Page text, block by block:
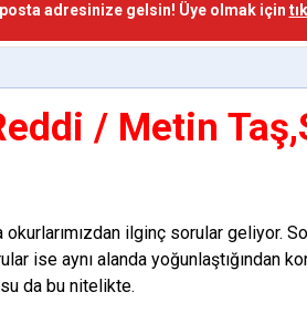
adresinize gelsin! Üye olmak için
/ Metin
okurlarımızdan ilginç sorular geliyor.
ise aynı alanda yoğunlaştığından
da bu nitelikte.